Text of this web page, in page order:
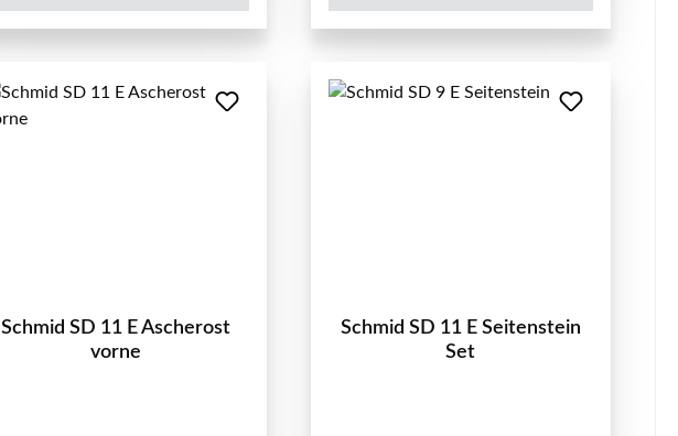
Schmid SD 11 E Ascherost
vorne
Schmid SD 11 E Seitenstein
Set